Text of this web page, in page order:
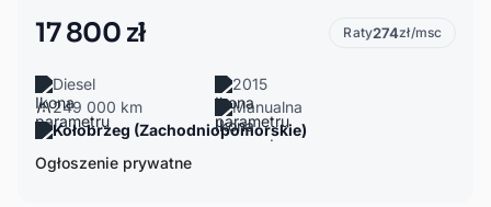
17 800 zł Raty274zł/msc
Diesel
2015
249 000 km
Manualna
Kołobrzeg (Zachodniopomorskie)
Ogłoszenie prywatne